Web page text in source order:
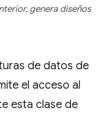
genera diseños
de datos de
el acceso al
esta clase de